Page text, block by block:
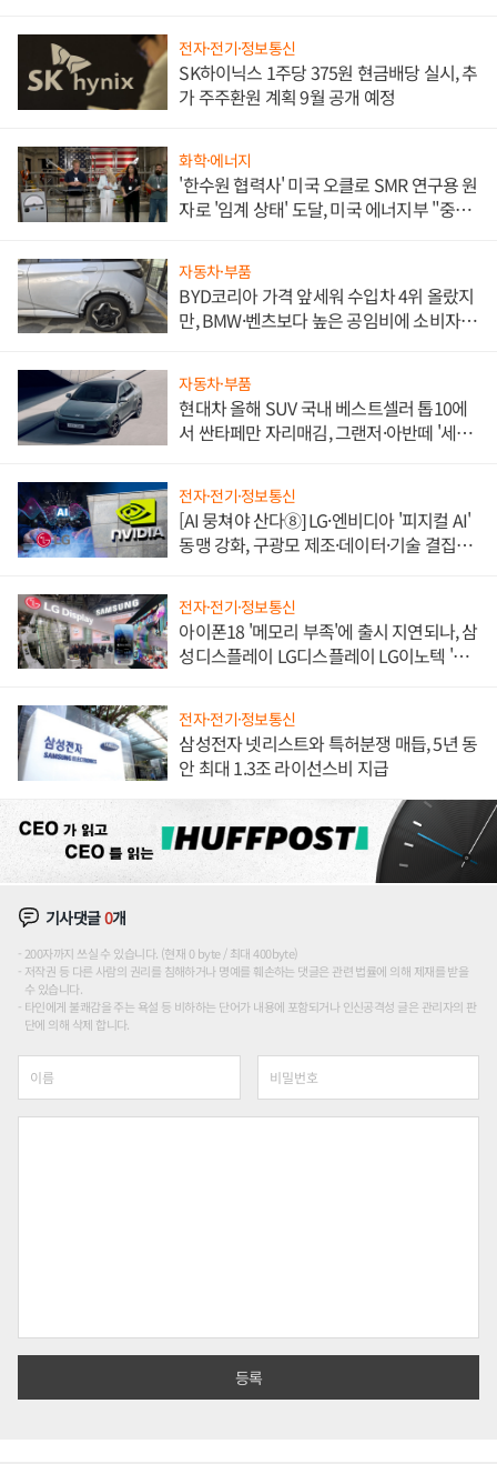
전자·전기·정보통신
SK하이닉스 1주당 375원 현금배당 실시, 추
가 주주환원 계획 9월 공개 예정
화학·에너지
'한수원 협력사' 미국 오클로 SMR 연구용 원
자로 '임계 상태' 도달, 미국 에너지부 "중요
자동차·부품
BYD코리아 가격 앞세워 수입차 4위 올랐지
만, BMW·벤츠보다 높은 공임비에 소비자
자동차·부품
현대차 올해 SUV 국내 베스트셀러 톱10에
서 싼타페만 자리매김, 그랜저·아반떼 '세단
전자·전기·정보통신
[AI 뭉쳐야 산다⑧] LG·엔비디아 '피지컬 AI'
동맹 강화, 구광모 제조·데이터·기술 결집
전자·전기·정보통신
아이폰18 '메모리 부족'에 출시 지연되나, 삼
성디스플레이 LG디스플레이 LG이노텍 '탈
전자·전기·정보통신
삼성전자 넷리스트와 특허분쟁 매듭, 5년 동
안 최대 1.3조 라이선스비 지급
기사댓글0개
200자까지 쓰실 수 있습니다. (현재 0 byte / 최대 400byte)
저작권 등 다른 사람의 권리를 침해하거나 명예를 훼손하는 댓글은 관련 법률에 의해 제재를 받을
수 있습니다.
타인에게 불쾌감을 주는 욕설 등 비하하는 단어가 내용에 포함되거나 인신공격성 글은 관리자의 판
단에 의해 삭제 합니다.